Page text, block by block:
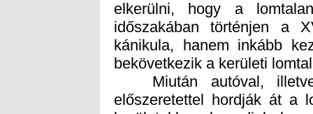
bekövetkezik a kerületi
Miután autóval, illetve
előszeretettel hordják át a
kerületekbe, elmondjuk,